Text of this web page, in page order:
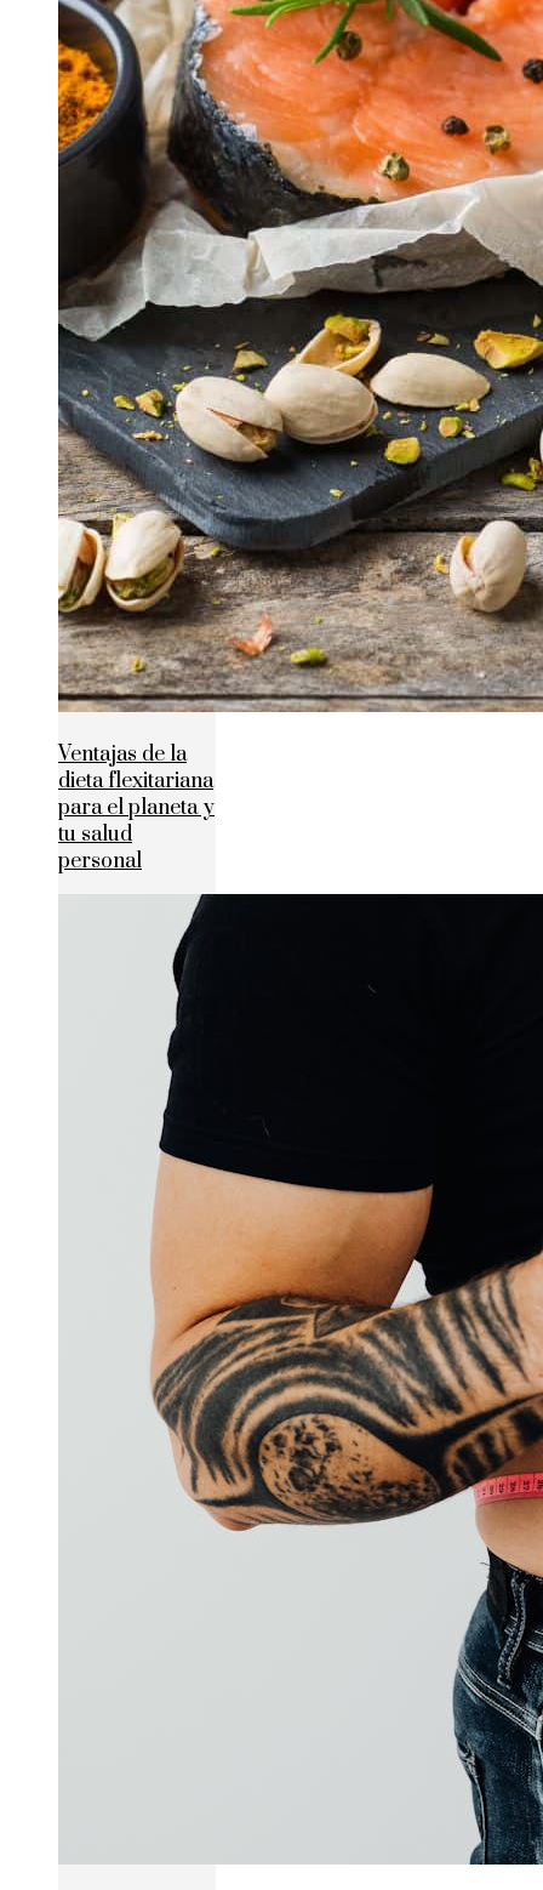
Ventajas de la
dieta flexitariana
para el planeta y
tu salud
personal